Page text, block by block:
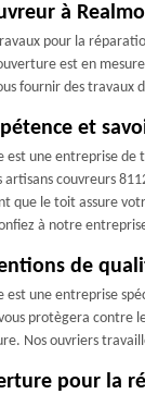
à
pour la
est en
fournir des travaux
et
est une entreprise de
couvreurs
que le toit assure
à notre
de
est une entreprise
protègera contre
Nos ouvriers
pour la